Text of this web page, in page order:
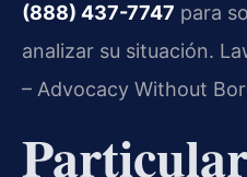
(888) 437-7747 para
analizar su situación.
– Advocacy Without